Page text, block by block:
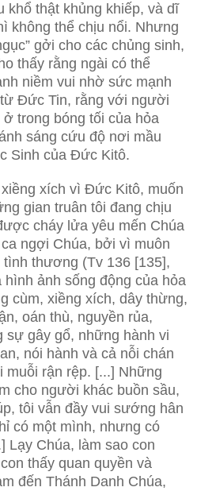
khổ thật khủng khiếp, và dĩ
không thể chịu nổi. Nhưng
gởi cho các chủng sinh,
thấy rằng ngài có thể
niềm vui nhờ sức mạnh
Đức Tin, rằng với người
trong bóng tối của hỏa
sáng cứu độ nơi mầu
Sinh của Đức Kitô.
xích vì Đức Kitô, muốn
gian truân tôi đang chịu
cháy lửa yêu mến Chúa
ngợi Chúa, bởi vì muôn
thương (Tv 136 [135],
hình ảnh sống động của hỏa
cùm, xiềng xích, dây thừng,
oán thù, nguyền rủa,
gây gổ, những hành vi
nói hành và cả nỗi chán
muỗi rận rệp. [...] Những
cho người khác buồn sầu,
tôi vẫn đầy vui sướng hân
có một mình, nhưng có
Lạy Chúa, làm sao con
thấy quan quyền và
đến Thánh Danh Chúa,